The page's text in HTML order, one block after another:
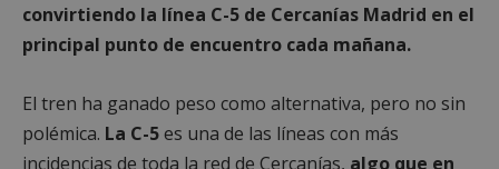
convirtiendo la línea C-5 de Cercanías Madrid en el
principal punto de encuentro cada mañana.
El tren ha ganado peso como alternativa, pero no sin
polémica. La C-5es una de las líneas con más
incidencias de toda la red de Cercanías, algo que en